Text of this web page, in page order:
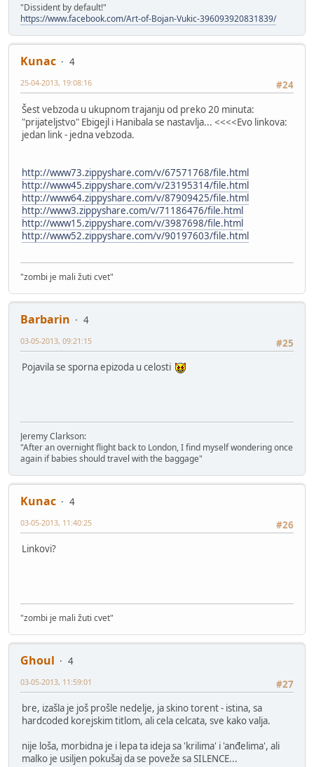
"Dissident by default!"
https://www.facebook.com/Art-of-Bojan-Vukic-396093920831839/
Kunac
4
#24
25-04-2013, 19:08:16
Šest vebzoda u ukupnom trajanju od preko 20 minuta:
"prijateljstvo" Ebigejl i Hanibala se nastavlja... <<<<Evo linkova:
jedan link - jedna vebzoda.
http://www73.zippyshare.com/v/67571768/file.html
http://www45.zippyshare.com/v/23195314/file.html
http://www64.zippyshare.com/v/87909425/file.html
http://www3.zippyshare.com/v/71186476/file.html
http://www15.zippyshare.com/v/3987698/file.html
http://www52.zippyshare.com/v/90197603/file.html
"zombi je mali žuti cvet"
Barbarin
4
#25
03-05-2013, 09:21:15
Pojavila se sporna epizoda u celosti
Jeremy Clarkson:
"After an overnight flight back to London, I find myself wondering once
again if babies should travel with the baggage"
Kunac
4
#26
03-05-2013, 11:40:25
Linkovi?
"zombi je mali žuti cvet"
Ghoul
4
#27
03-05-2013, 11:59:01
bre, izašla je još prošle nedelje, ja skino torent - istina, sa
hardcoded korejskim titlom, ali cela celcata, sve kako valja.
nije loša, morbidna je i lepa ta ideja sa 'krilima' i 'anđelima', ali
malko je usiljen pokušaj da se poveže sa SILENCE...